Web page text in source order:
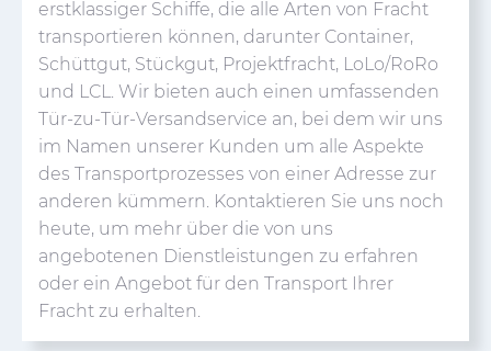
erstklassiger Schiffe, die alle Arten von Fracht
transportieren können, darunter Container,
Schüttgut, Stückgut, Projektfracht, LoLo/RoRo
und LCL. Wir bieten auch einen umfassenden
Tür-zu-Tür-Versandservice an, bei dem wir uns
im Namen unserer Kunden um alle Aspekte
des Transportprozesses von einer Adresse zur
anderen kümmern. Kontaktieren Sie uns noch
heute, um mehr über die von uns
angebotenen Dienstleistungen zu erfahren
oder ein Angebot für den Transport Ihrer
Fracht zu erhalten.